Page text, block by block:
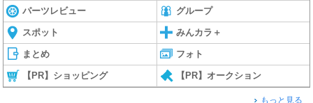
パーツレビュー グループ
スポット みんカラ＋
まとめ フォト
【PR】ショッピング 【PR】オークション
もっと見る